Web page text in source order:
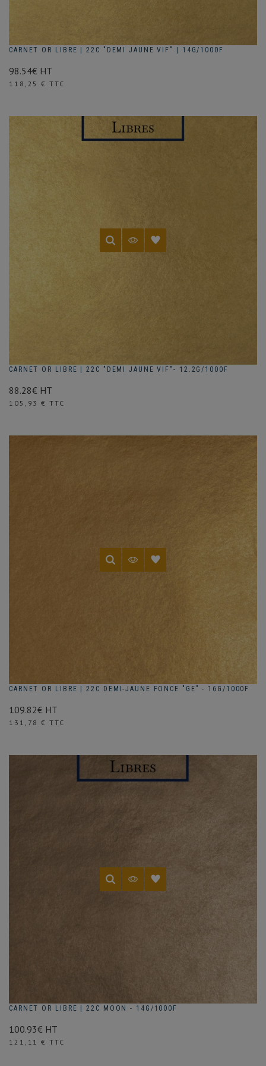
CARNET OR LIBRE | 22C "DEMI JAUNE VIF" | 14G/1000F
98.54€ HT
Prix
118,25 € TTC
CARNET OR LIBRE | 22C "DEMI JAUNE VIF"- 12.2G/1000F
88.28€ HT
Prix
105,93 € TTC
CARNET OR LIBRE | 22C DEMI-JAUNE FONCE "GE" - 16G/1000F
109.82€ HT
Prix
131,78 € TTC
CARNET OR LIBRE | 22C MOON - 14G/1000F
100.93€ HT
Prix
121,11 € TTC